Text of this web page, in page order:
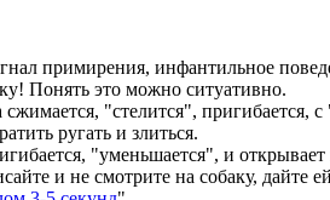
примирения, инфантильное
Понять это можно ситуативно.
"стелится",
ругать и злиться.
"уменьшается", и
и не смотрите на собаку,